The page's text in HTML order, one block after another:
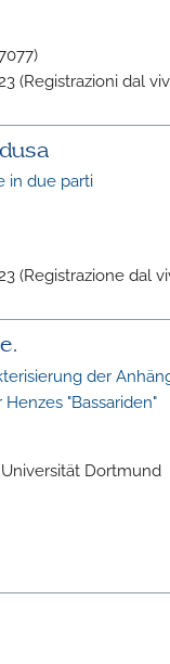
(Registrazioni dal
in due parti
(Registrazione dal
der
"Bassariden"
Dortmund